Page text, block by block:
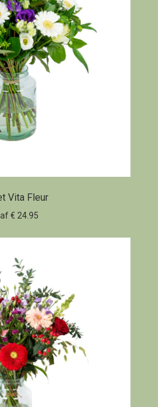
Vita Fleur
€ 24.95